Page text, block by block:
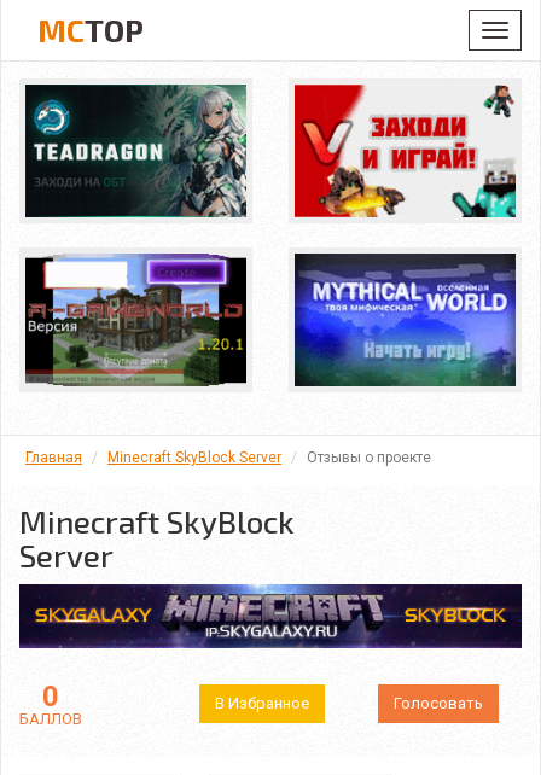
MCTOP
Главная Minecraft SkyBlock Server Отзывы о проекте
Minecraft SkyBlock
Server
0
БАЛЛОВ
В Избранное Голосовать